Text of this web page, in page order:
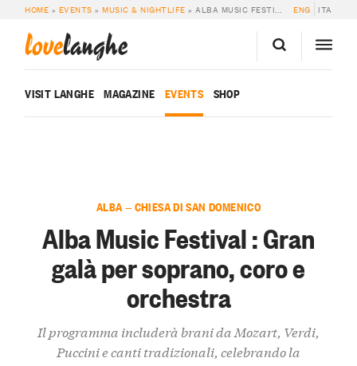
HOME » EVENTS »MUSIC & NIGHTLIFE »ALBA MUSIC FESTIVAL : GRAN GALÀ PER SOPRANO, CORO E ORCHESTRA ENG ITA
lovelanghe
VISIT LANGHE MAGAZINE EVENTS SHOP
ALBA — CHIESA DI SAN DOMENICO
Alba Music Festival : Gran
galà per soprano, coro e
orchestra
Il programma includerà brani da Mozart, Verdi,
Puccini e canti tradizionali, celebrando la